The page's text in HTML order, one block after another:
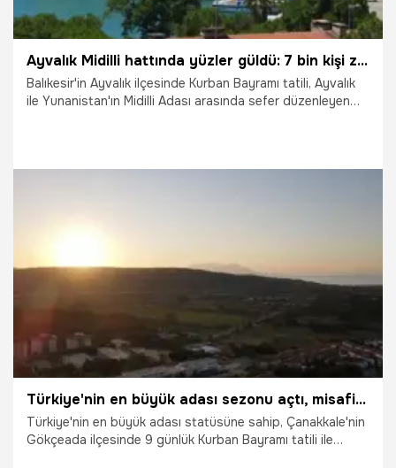
Ayvalık Midilli hattında yüzler güldü: 7 bin kişi ziyaret etti
Balıkesir'in Ayvalık ilçesinde Kurban Bayramı tatili, Ayvalık
ile Yunanistan'ın Midilli Adası arasında sefer düzenleyen
Türkiye'nin en büyük adası sezonu açtı, misafirlerini bekliyor
Türkiye'nin en büyük adası statüsüne sahip, Çanakkale'nin
Gökçeada ilçesinde 9 günlük Kurban Bayramı tatili ile